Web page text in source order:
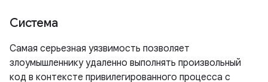
Система
Самая серьезная уязвимость позволяет
злоумышленнику удаленно выполнять произвольный
код в контексте привилегированного процесса с